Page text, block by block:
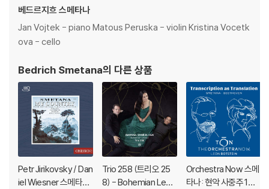
베드르지흐 스메타나
Jan Vojtek - piano Matous Peruska - violin Kristina Vocetk
ova - cello
Bedrich Smetana의 다른 상품
Petr Jirikovsky / Dan
iel Wiesner 스메타나:
Trio 258 (트리오 25
8) - Bohemian Lega
Orchestra Now 스메
타나: 현악 사중주 1번 /